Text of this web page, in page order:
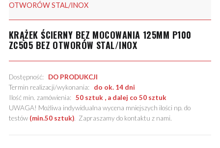
OTWORÓW STAL/INOX
KRĄŻEK ŚCIERNY BEZ MOCOWANIA 125MM P100
ZC505 BEZ OTWORÓW STAL/INOX
Dostępność: DO PRODUKCJI
Termin realizacji/wykonania: do ok. 14 dni
Ilość min. zamówienia: 50 sztuk , a dalej co 50 sztuk
UWAGA! Możliwa indywidualna wycena mniejszych ilości np. do
testów (min.50 sztuk). Zapraszamy do kontaktu z nami.